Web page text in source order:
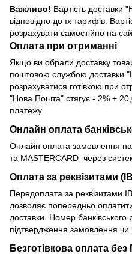
Важливо! Вартість доставки
відповідно до їх тарифів.
розрахувати самостійно на
Оплата при отриманні
Якщо ви обрали доставку
поштовою службою доставки
розрахуватися готівкою при
"Нова Пошта" стягує - 2% +
платежу.
Онлайн оплата
Онлайн оплата замовлення на
та MASTERCARD через
Оплата за реквізитами
Передоплата за реквізитами
дозволяє попередньо
доставки. Номер
підтвердження замовлення чи
Безготівкова оплата